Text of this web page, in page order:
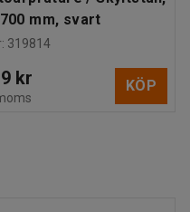
mm, svart
: 319814
kr KÖP